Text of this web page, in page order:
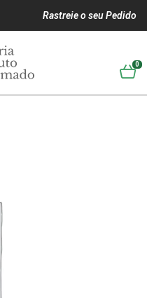
Rastreie o seu Pedido
0